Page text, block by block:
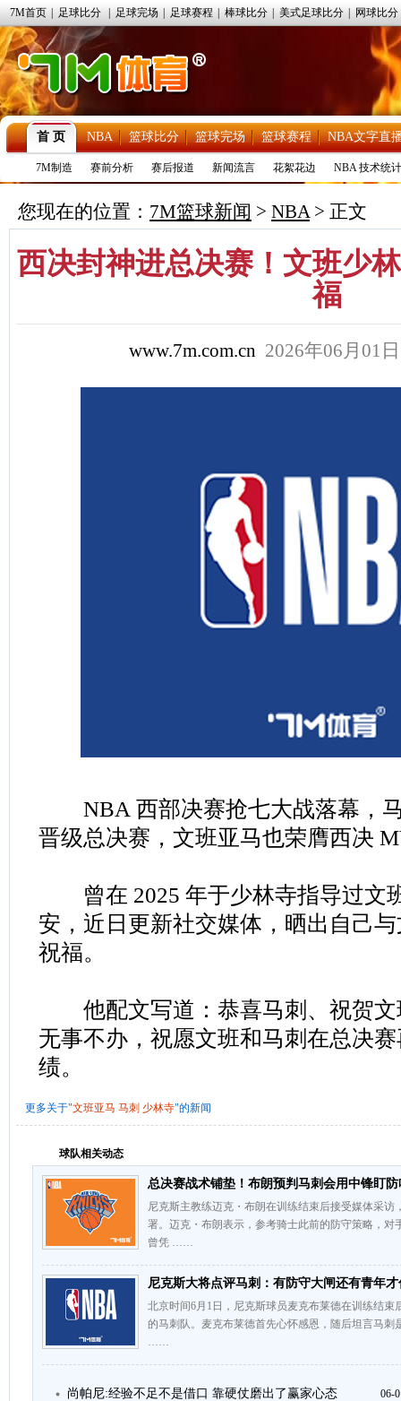
7M首页 足球比分 足球完场 足球赛程 棒球比分 美式足球比分 网球比分
首 页 NBA 篮球比分 篮球完场 篮球赛程 NBA文字直
7M制造 赛前分析 赛后报道 新闻流言 花絮花边 NBA 技术统计
您现在的位置： 7M篮球新闻 > NBA> 正文
西决封神进总决赛！文班少
福
www.7m.com.cn 2026年06月01
NBA 西部决赛抢七大战落幕，
晋级总决赛，文班亚马也荣膺西决
曾在 2025 年于少林寺指导过文
安，近日更新社交媒体，晒出自己
祝福。
他配文写道：恭喜马刺、祝贺文
无事不办，祝愿文班和马刺在总决
绩。
更多关于"文班亚马 马刺 少林寺"的新闻
球队相关动态
总决赛战术铺垫！布朗预判马刺会用中锋盯防
尼克斯主教练迈克・布朗在训练结束后接受媒体采
署。迈克・布朗表示，参考骑士此前的防守策略，
曾凭 ……
尼克斯大将点评马刺：有防守大闸还有青年才
北京时间6月1日，尼克斯球员麦克布莱德在训练结
的马刺队。麦克布莱德首先心怀感恩，随后坦言马
……
尚帕尼:经验不足不是借口 靠硬仗磨出了赢家心态 06-